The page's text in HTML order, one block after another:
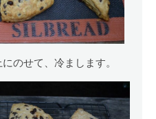
のせて、冷まします。